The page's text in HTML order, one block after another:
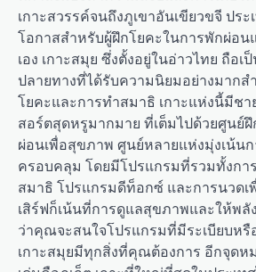
เกาะสวรรค์จนถึงภูเขาอันเขียวขจี ประ
โอกาสสำหรับผู้ฝึกโยคะในการพักผ่อน
เอง เกาะสมุย ซึ่งตั้งอยู่ในอ่าวไทย ถือ
ปลายทางที่ได้รับความนิยมอย่างมาก
โยคะและการทำสมาธิ เกาะแห่งนี้มีช
สอร์ตสุดหรูมากมาย ที่เต็มไปด้วยศูนย์
ผ่อนเพื่อสุขภาพ ศูนย์หลายแห่งมุ่งเน้น
ครอบคลุม โดยมีโปรแกรมที่รวมทั้งกา
สมาธิ โปรแกรมดีท็อกซ์ และการนวด
เสิร์ฟก็เน้นที่การดูแลสุขภาพและให้พลั
ว่าคุณจะสนใจโปรแกรมที่มีระเบียบห
เกาะสมุยมีทุกสิ่งที่คุณต้องการ อีกจุดห